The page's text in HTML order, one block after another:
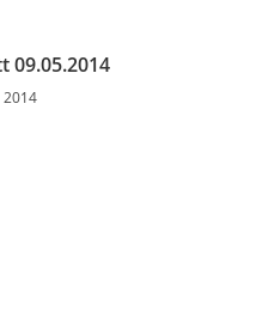
09.05.2014
2014